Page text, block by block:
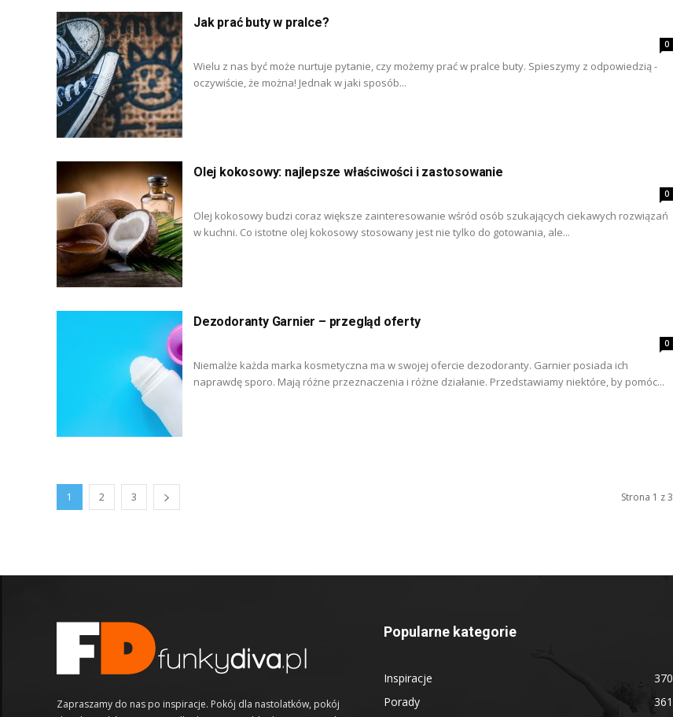
Jak prać buty w pralce?
0
Wielu z nas być może nurtuje pytanie, czy możemy prać w pralce buty. Spieszymy z odpowiedzią -
oczywiście, że można! Jednak w jaki sposób...
Olej kokosowy: najlepsze właściwości i zastosowanie
0
Olej kokosowy budzi coraz większe zainteresowanie wśród osób szukających ciekawych rozwiązań
w kuchni. Co istotne olej kokosowy stosowany jest nie tylko do gotowania, ale...
Dezodoranty Garnier – przegląd oferty
0
Niemalże każda marka kosmetyczna ma w swojej ofercie dezodoranty. Garnier posiada ich
naprawdę sporo. Mają różne przeznaczenia i różne działanie. Przedstawiamy niektóre, by pomóc...
1 2 3 Strona 1 z 3
Zapraszamy do nas po inspiracje. Pokój dla nastolatków, pokój
Popularne kategorie
Inspiracje
370
Porady
361